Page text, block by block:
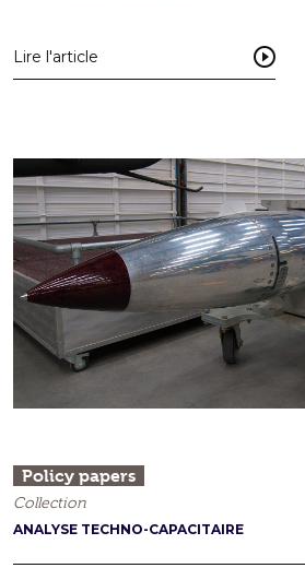
Lire l'article
Policy papers
Collection
ANALYSE TECHNO-CAPACITAIRE